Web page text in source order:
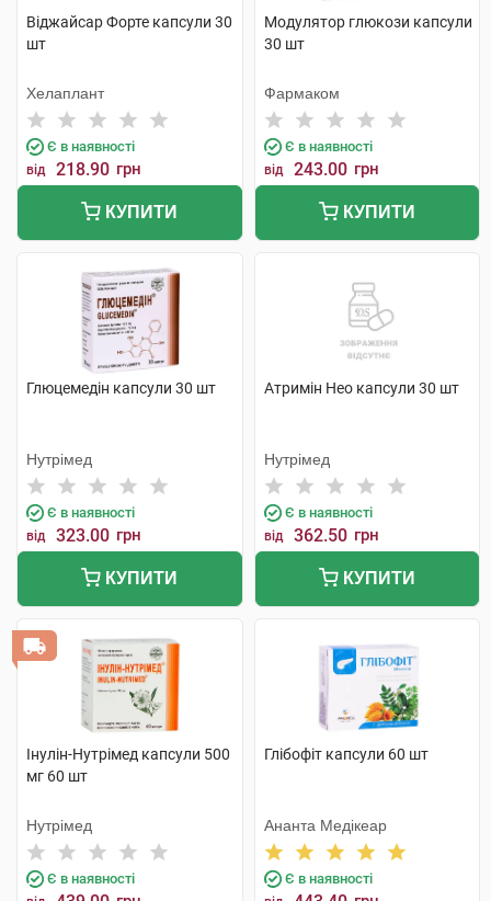
Віджайсар Форте капсули 30
шт
Хелаплант
Є в наявності
від 218.90 грн
КУПИТИ
Модулятор глюкози капсули
30 шт
Фармаком
Є в наявності
від 243.00 грн
КУПИТИ
Глюцемедін капсули 30 шт
Нутрімед
Є в наявності
від 323.00 грн
КУПИТИ
Атримін Нео капсули 30 шт
Нутрімед
Є в наявності
від 362.50 грн
КУПИТИ
Інулін-Нутрімед капсули 500
мг 60 шт
Нутрімед
Є в наявності
Глібофіт капсули 60 шт
Ананта Медікеар
Є в наявності